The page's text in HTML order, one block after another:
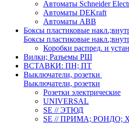
Автоматы Schneider
Автоматы DEKraft
Автоматы ABB
Боксы пластиковые
Боксы пластиковые
Коробки распред. и
Вилки; Разъемы РШ
ВСТАВКИ: ПН; ПТ
Выключатели, розетки
Выключатели, розетки
Розетки электрические
UNIVERSAL
SE // ЭТЮД
SE // ПРИМА; РОНДО;